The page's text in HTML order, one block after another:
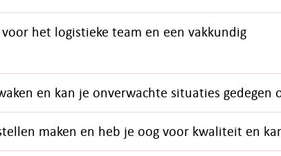
het logistieke team en een vakkundig
en kan je onverwachte situaties gedegen
maken en heb je oog voor kwaliteit en